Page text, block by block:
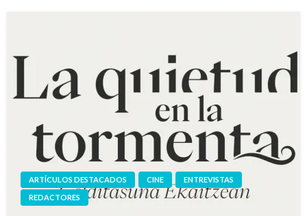
ARTÍCULOS DESTACADOS CINE
ENTREVISTAS
REDACTORES